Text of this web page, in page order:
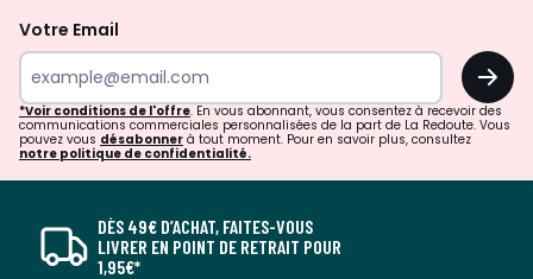
Votre Email
OK
*Voir conditions de l'offre. En vous abonnant, vous consentez à recevoir des
communications commerciales personnalisées de la part de La Redoute. Vous
pouvez vous désabonner à tout moment. Pour en savoir plus, consultez
notre politique de confidentialité.
DÈS 49€ D’ACHAT, FAITES-VOUS
LIVRER EN POINT DE RETRAIT POUR
1,95€*